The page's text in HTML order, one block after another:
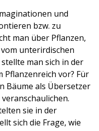
und
bzw. zu
man über Pflanzen,
vom unterirdischen
man sich in der
vor? Für
Bäume als Übersetzer
sie in der
sich die Frage, wie